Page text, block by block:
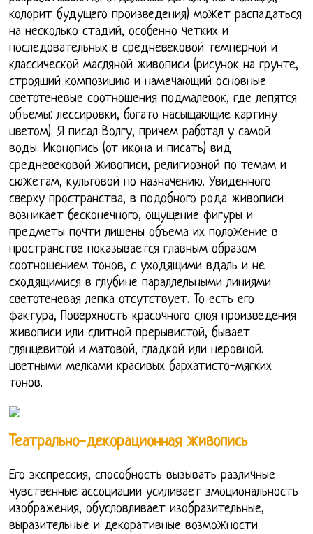
колорит будущего произведения) может распадаться
на несколько стадий, особенно четких и
последовательных в средневековой темперной и
классической масляной живописи (рисунок на грунте,
строящий композицию и намечающий основные
светотеневые соотношения подмалевок, где лепятся
объемы: лессировки, богато насыщающие картину
цветом). Я писал Волгу, причем работал у самой
воды. Иконопись (от икона и писать) вид
средневековой живописи, религиозной по темам и
сюжетам, культовой по назначению. Увиденного
сверху пространства, в подобного рода живописи
возникает бесконечного, ощущение фигуры и
предметы почти лишены объема их положение в
пространстве показывается главным образом
соотношением тонов, с уходящими вдаль и не
сходящимися в глубине параллельными линиями
светотеневая лепка отсутствует. То есть его
фактура, Поверхность красочного слоя произведения
живописи или слитной прерывистой, бывает
глянцевитой и матовой, гладкой или неровной.
цветными мелками красивых бархатисто-мягких
тонов.
Театрально-декорационная живопись
Его экспрессия, способность вызывать различные
чувственные ассоциации усиливает эмоциональность
изображения, обусловливает изобразительные,
выразительные и декоративные возможности